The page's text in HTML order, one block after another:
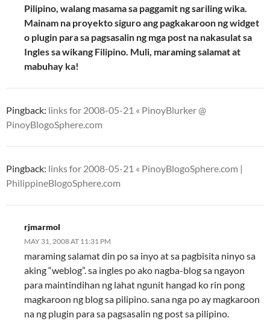
Pilipino, walang masama sa paggamit ng sariling wika.
Mainam na proyekto siguro ang pagkakaroon ng widget
o plugin para sa pagsasalin ng mga post na nakasulat sa
Ingles sa wikang Filipino. Muli, maraming salamat at
mabuhay ka!
Pingback: links for 2008-05-21 « PinoyBlurker @
PinoyBlogoSphere.com
Pingback: links for 2008-05-21 « PinoyBlogoSphere.com |
PhilippineBlogoSphere.com
rjmarmol
MAY 31, 2008 AT 11:31 PM
maraming salamat din po sa inyo at sa pagbisita ninyo sa
aking “weblog”. sa ingles po ako nagba-blog sa ngayon
para maintindihan ng lahat ngunit hangad ko rin pong
magkaroon ng blog sa pilipino. sana nga po ay magkaroon
na ng plugin para sa pagsasalin ng post sa pilipino.